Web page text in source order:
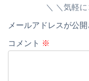
＼気軽
メールアドレスが公
コメント ※